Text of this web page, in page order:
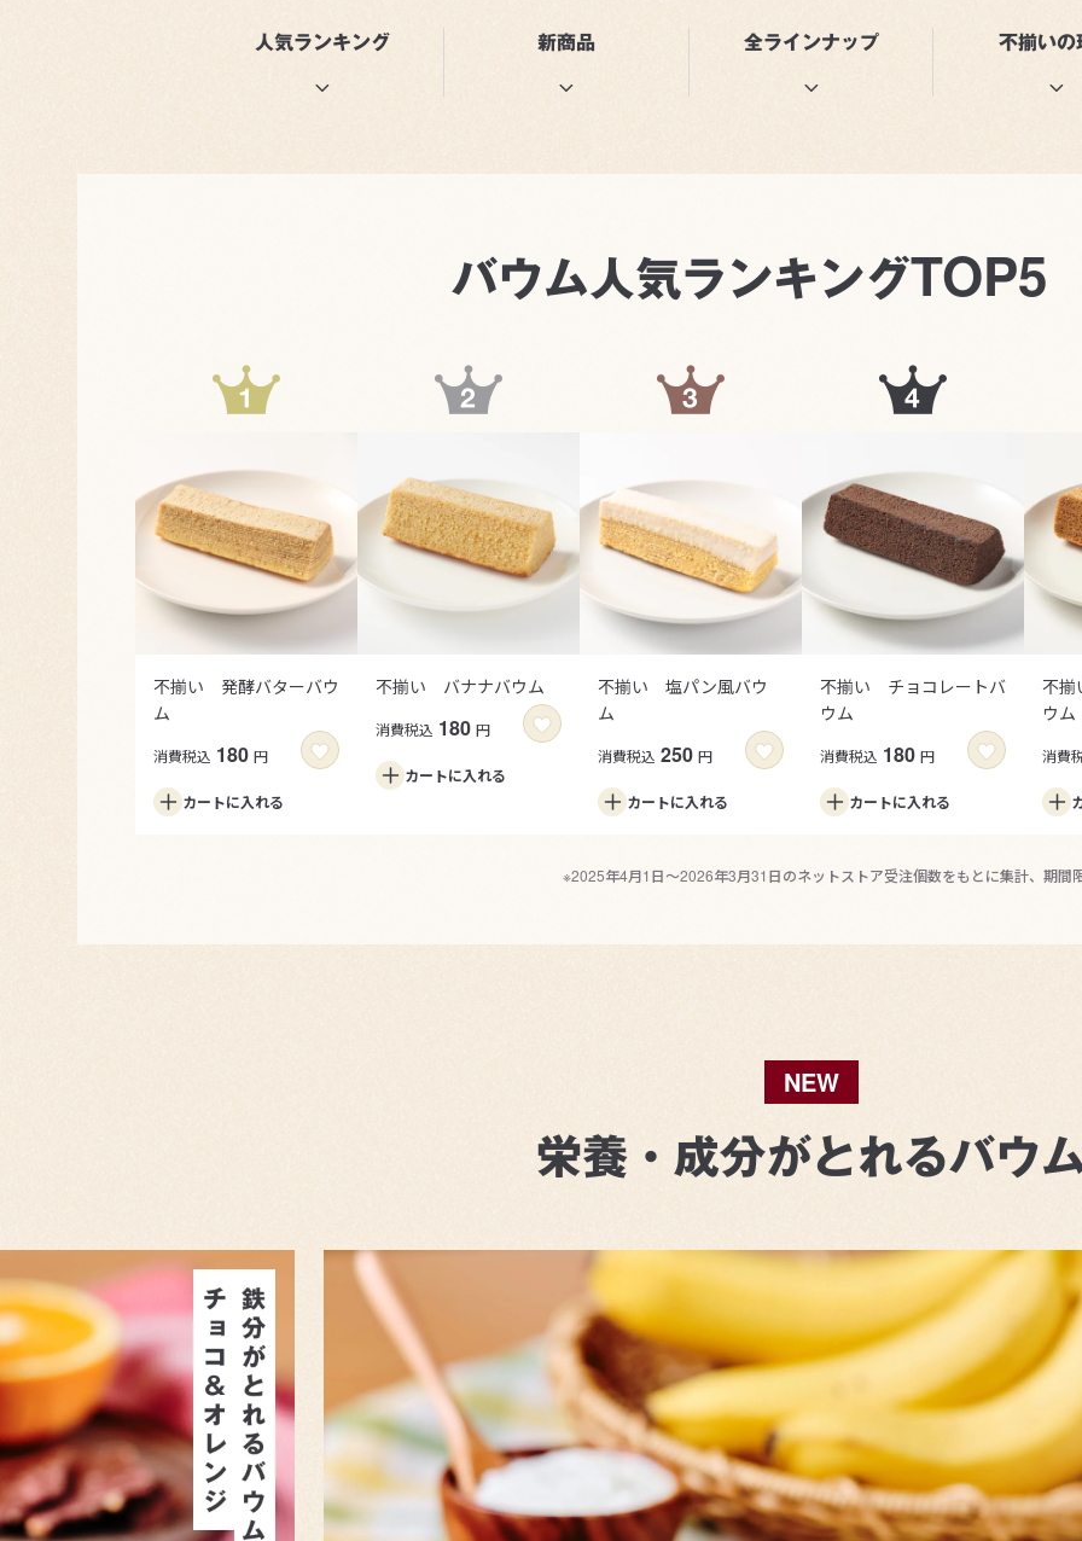
人気ランキング 新商品 全ラインナップ 不揃いの
バウム人気ランキングTOP5
不揃い 発酵バターバウ
ム
消費税込 180 円
カートに入れる
不揃い バナナバウム
消費税込 180 円
カートに入れる
不揃い 塩パン風バウ
ム
消費税込 250 円
カートに入れる
不揃い チョコレートバ
ウム
消費税込 180 円
カートに入れる
不
ウム
消費
2025年4月1日～2026年3月31日のネットストア受注個数をもとに集計、期間
NEW
栄養・成分がとれるバウ